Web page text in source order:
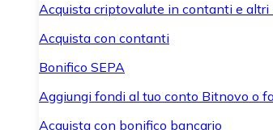
Acquista criptovalute in contanti e
Acquista con contanti
Bonifico SEPA
Aggiungi fondi al tuo conto Bitnovo o
Acquista con bonifico bancario